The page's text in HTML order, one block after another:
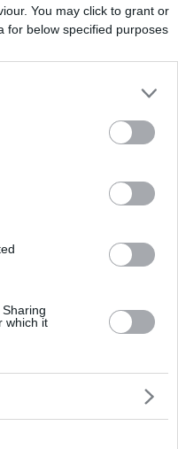
You may click to grant or
for below specified purposes
which it